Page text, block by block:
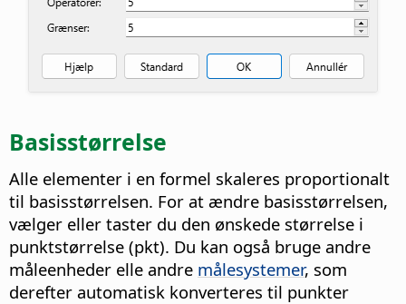
Basisstørrelse
Alle elementer i en formel skaleres proportionalt
til basisstørrelsen. For at ændre basisstørrelsen,
vælger eller taster du den ønskede størrelse i
punktstørrelse (pkt). Du kan også bruge andre
måleenheder elle andre målesystemer, som
derefter automatisk konverteres til punkter